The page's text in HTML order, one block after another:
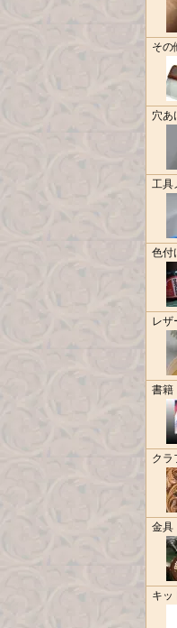
その
穴あ
工具
色付
レザ
書籍
クラ
金具
キッ